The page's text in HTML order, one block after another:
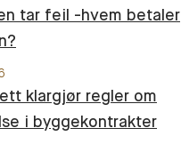
tar feil -hvem betaler
klargjør regler om
i byggekontrakter